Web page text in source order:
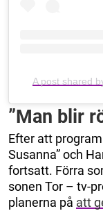
A post shared
”Man blir
Efter att
Susanna” och
fortsatt. Förra
sonen Tor – tv-
planerna på att